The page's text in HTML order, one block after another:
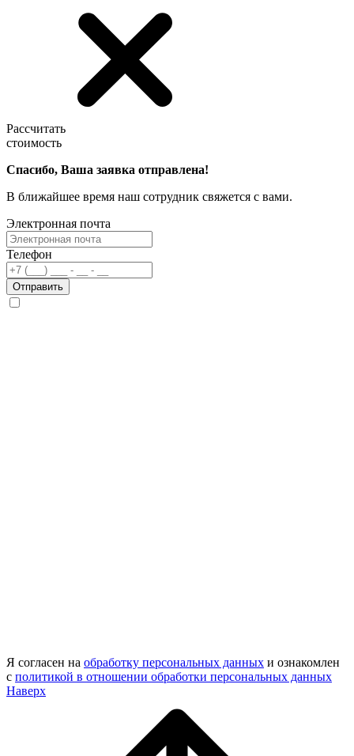
Рассчитать
стоимость
Спасибо, Ваша заявка отправлена!
В ближайшее время наш сотрудник свяжется с вами.
Электронная почта
Телефон
Отправить
Я согласен на обработку персональных данных и ознакомлен
с политикой в отношении обработки персональных данных
Наверх